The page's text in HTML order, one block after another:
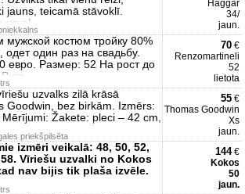
jauns, teicamā stāvoklī.
un el
Haggar
34/
jaun.
мужской костюм тройку 80%
одет один раз на свадьбу.
евро. Размер: 52 На рост до
70 €
Renzomartineli
52
lietota
uzvalks zilā krāsā
Goodwin, bez birkām. Izmērs:
Žakete: pleci – 42 cm,
priekšpilsēta
55 €
Thomas Goodwin
Xs
jaun.
izmēri veikalā: 48, 50, 52,
58. Vīriešu uzvalki no Kokos
nav bijis tik plaša izvēle.
144€
Kokos
50
jaun.